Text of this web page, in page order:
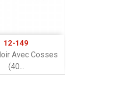
12-149
Avec Cosses
(40...